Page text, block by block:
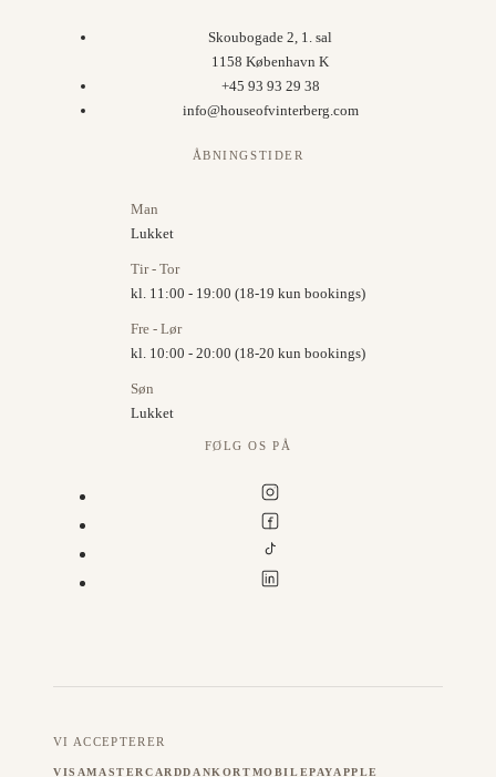
Skoubogade 2, 1. sal
1158 København K
+45 93 93 29 38
info@houseofvinterberg.com
ÅBNINGSTIDER
Man
Lukket
Tir - Tor
kl. 11:00 - 19:00 (18-19 kun bookings)
Fre - Lør
kl. 10:00 - 20:00 (18-20 kun bookings)
Søn
Lukket
FØLG OS PÅ
VI ACCEPTERER
VISAMASTERCARDDANKORTMOBILEPAYAPPLE